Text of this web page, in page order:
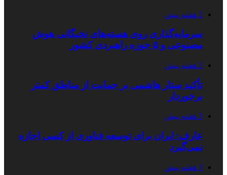
2 هفته پیش
سرمایه‌گذاری روی هسته‌های نخبگانی هوش
مصنوعی و ۵ حوزه راهبردی کشور
2 هفته پیش
تأکید ستار هاشمی بر حمایت از مناطق کمتر
برخوردار
3 هفته پیش
عارف: ایران برای توسعه فناوری از کسی اجازه
نمی‌گیرد
3 هفته پیش